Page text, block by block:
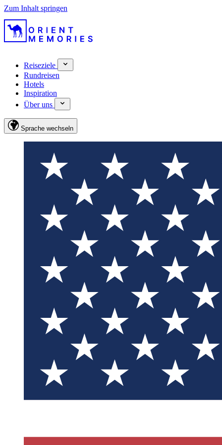
Zum Inhalt springen
Reiseziele
Rundreisen
Hotels
Inspiration
Über uns
Sprache wechseln